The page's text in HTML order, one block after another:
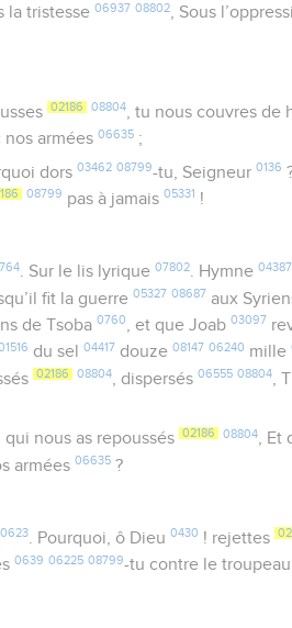
la tristesse06937 08802, Sous
02186 08804, tu nous couvres de
nos armées06635 ;
dors 03462 08799-tu, Seigneur 0136
08799 pas à jamais05331 !
. Sur le lis lyrique 07802. Hymne 04387
fit la guerre05327 08687 aux
de Tsoba0760, et que Joab03097
du sel04417 douze08147 06240 mille
02186 08804 , dispersés06555 08804 ,
qui nous as repoussés 02186 08804, Et
armées06635 ?
0623. Pourquoi, ô Dieu 0430 ! rejettes
0639 06225 08799-tu contre le